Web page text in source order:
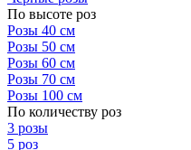
По высоте роз
Розы 40 см
Розы 50 см
Розы 60 см
Розы 70 см
Розы 100 см
По количеству роз
3 розы
5 роз